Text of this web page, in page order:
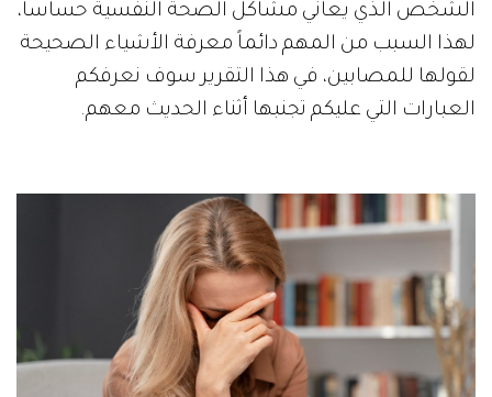
الشخص الذي يعاني مشاكل الصحة النفسية حساساً،
لهذا السبب من المهم دائماً معرفة الأشياء الصحيحة
لقولها للمصابين، في هذا التقرير سوف نعرفكم
العبارات التي عليكم تجنبها أثناء الحديث معهم.